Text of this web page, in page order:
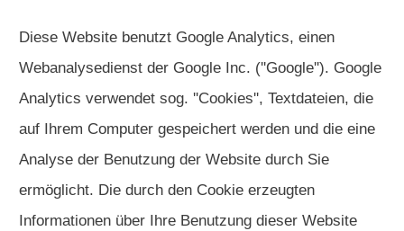
Diese Website benutzt Google Analytics, einen
Webanalysedienst der Google Inc. (''Google''). Google
Analytics verwendet sog. ''Cookies'', Textdateien, die
auf Ihrem Computer gespeichert werden und die eine
Analyse der Benutzung der Website durch Sie
ermöglicht. Die durch den Cookie erzeugten
Informationen über Ihre Benutzung dieser Website